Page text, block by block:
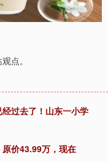
点。
过去了！山东一小学
价43.99万，现在